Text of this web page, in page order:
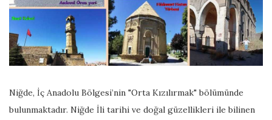
Niğde, İç Anadolu Bölgesi’nin "Orta Kızılırmak" bölümünde
bulunmaktadır. Niğde İli tarihi ve doğal güzellikleri ile bilinen